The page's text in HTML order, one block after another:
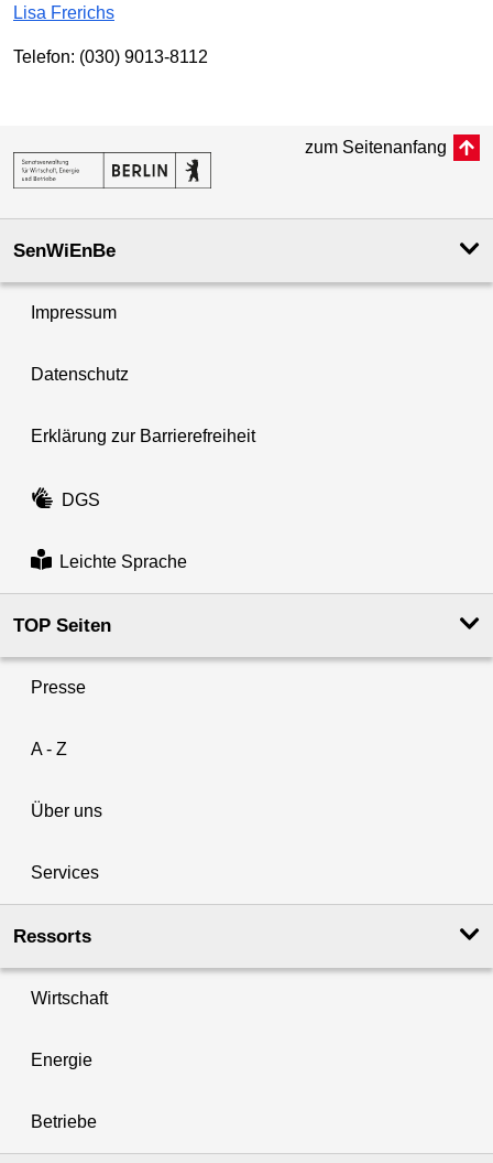
Lisa Frerichs
Telefon: (030) 9013-8112
zum Seitenanfang
SenWiEnBe
Impressum
Datenschutz
Erklärung zur Barrierefreiheit
DGS
Leichte Sprache
TOP Seiten
Presse
A - Z
Über uns
Services
Ressorts
Wirtschaft
Energie
Betriebe